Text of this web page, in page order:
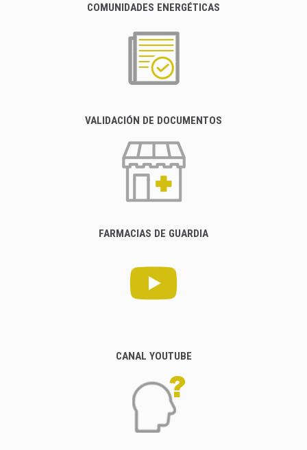
COMUNIDADES ENERGÉTICAS
VALIDACIÓN DE DOCUMENTOS
FARMACIAS DE GUARDIA
CANAL YOUTUBE